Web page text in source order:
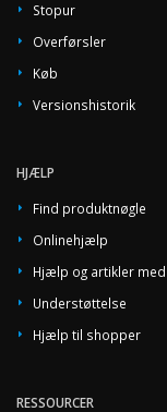
Stopur
Overførsler
Køb
Versionshistorik
HJÆLP
Find produktnøgle
Onlinehjælp
Hjælp og artikler
Understøttelse
Hjælp til shopper
RESSOURCER